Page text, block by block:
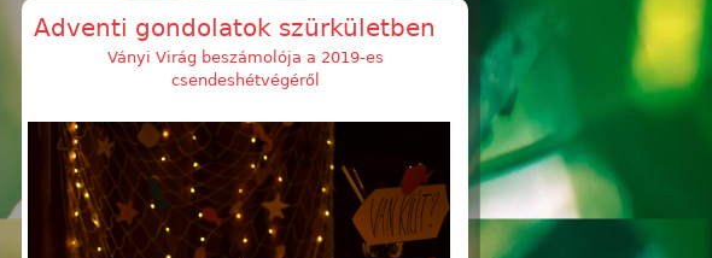
Adventi gondolatok szürkületben
Ványi Virág beszámolója a 2019-es
csendeshétvégéről